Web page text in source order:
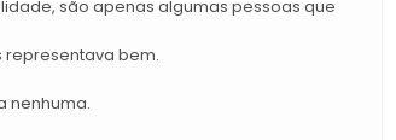
são apenas algumas pessoas que
representava bem.
nenhuma.